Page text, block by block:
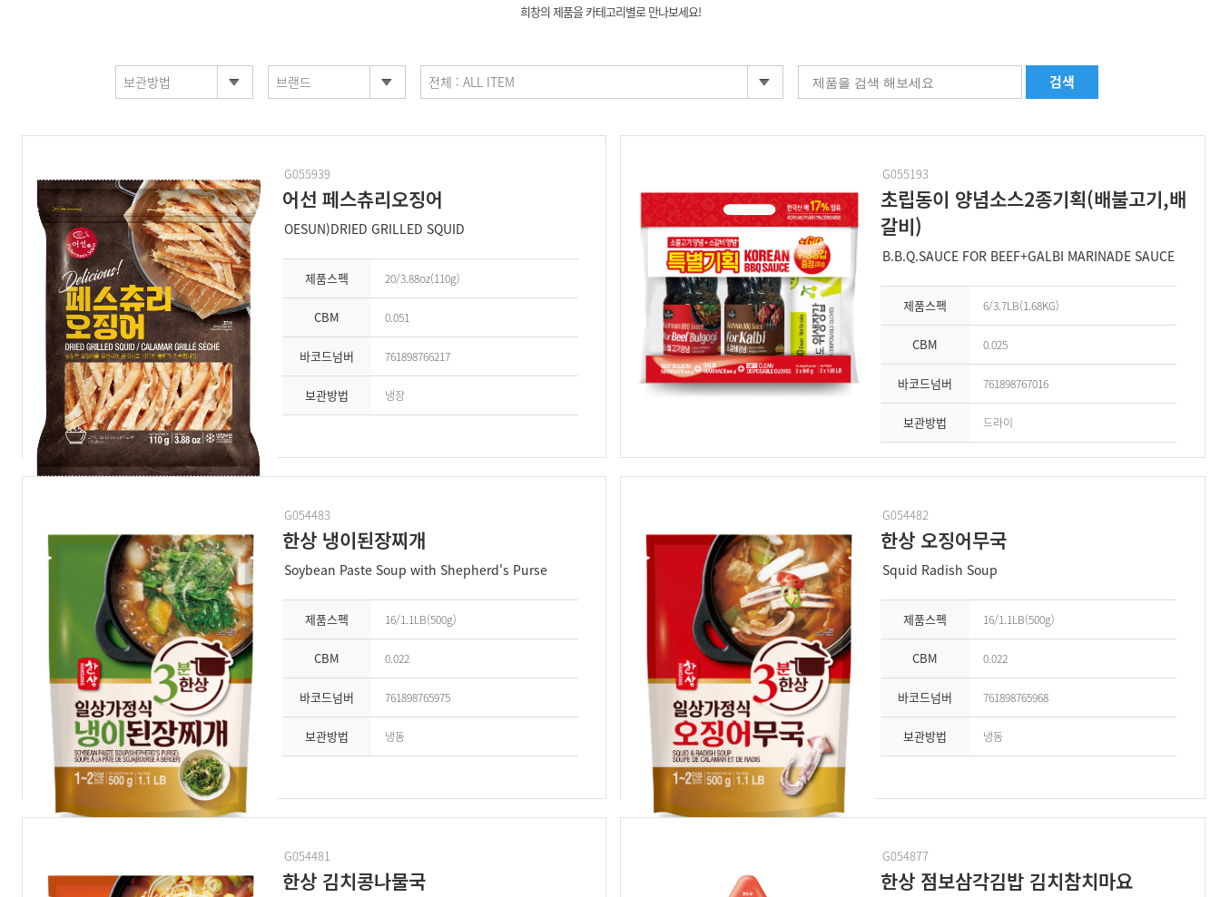
희창의 제품을 카테고리별로 만나보세요!
보관방법 브랜드 전체 : ALL ITEM 검색
G055939
어선 페스츄리오징어
OESUN)DRIED GRILLED SQUID
제품스펙 20/3.88oz(110g)
CBM 0.051
바코드넘버 761898766217
보관방법 냉장
G055193
초립동이 양념소스2종기획(배불고기,배
갈비)
B.B.Q.SAUCE FOR BEEF+GALBI MARINADE SAUCE
제품스펙 6/3.7LB(1.68KG)
CBM 0.025
바코드넘버 761898767016
보관방법 드라이
G054483
한상 냉이된장찌개
Soybean Paste Soup with Shepherd's Purse
제품스펙 16/1.1LB(500g)
CBM 0.022
바코드넘버 761898765975
보관방법 냉동
G054482
한상 오징어무국
Squid Radish Soup
제품스펙 16/1.1LB(500g)
CBM 0.022
바코드넘버 761898765968
보관방법 냉동
G054481
한상 김치콩나물국
G054877
한상 점보삼각김밥 김치참치마요